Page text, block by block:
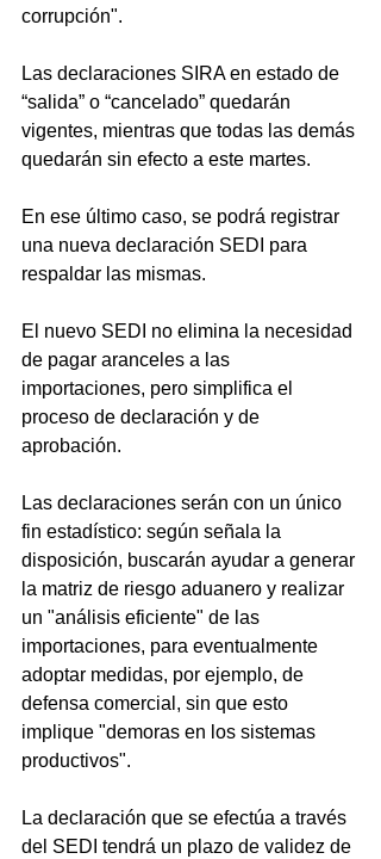
corrupción".
Las declaraciones SIRA en estado de
“salida” o “cancelado” quedarán
vigentes, mientras que todas las demás
quedarán sin efecto a este martes.
En ese último caso, se podrá registrar
una nueva declaración SEDI para
respaldar las mismas.
El nuevo SEDI no elimina la necesidad
de pagar aranceles a las
importaciones, pero simplifica el
proceso de declaración y de
aprobación.
Las declaraciones serán con un único
fin estadístico: según señala la
disposición, buscarán ayudar a generar
la matriz de riesgo aduanero y realizar
un "análisis eficiente" de las
importaciones, para eventualmente
adoptar medidas, por ejemplo, de
defensa comercial, sin que esto
implique "demoras en los sistemas
productivos".
La declaración que se efectúa a través
del SEDI tendrá un plazo de validez de